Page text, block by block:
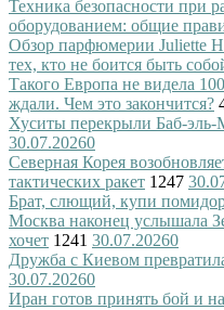
Техника безопасности при
оборудованием: общие
Обзор парфюмерии Juliette
тех, кто не боится быть
Такого Европа не видела
ждали. Чем это закончится?
Хуситы перекрыли Баб-
30.07.20260
Северная Корея
тактических ракет 1247
Брат, слющий, купи
Москва наконец услышала
хочет 1241 30.07.20260
Дружба с Киевом
30.07.20260
Иран готов принять бой и